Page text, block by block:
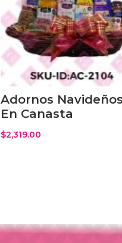
Adornos
En Canasta
$2,319.00